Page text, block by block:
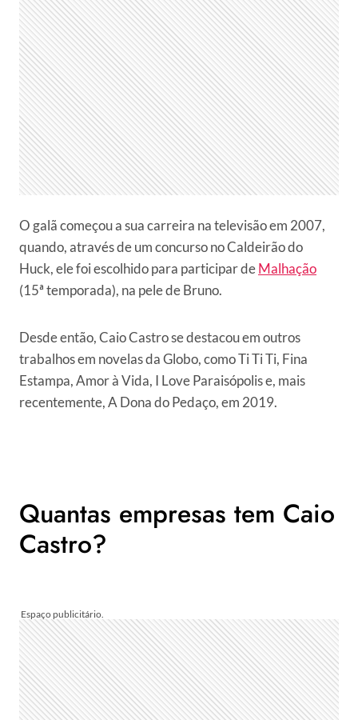
O galã começou a sua carreira na televisão em 2007,
quando, através de um concurso no Caldeirão do
Huck, ele foi escolhido para participar deMalhação
(15ª temporada), na pele de Bruno.
Desde então, Caio Castro se destacou em outros
trabalhos em novelas da Globo, como Ti Ti Ti, Fina
Estampa, Amor à Vida, I Love Paraisópolis e, mais
recentemente, A Dona do Pedaço, em 2019.
Quantas empresas tem Caio
Castro?